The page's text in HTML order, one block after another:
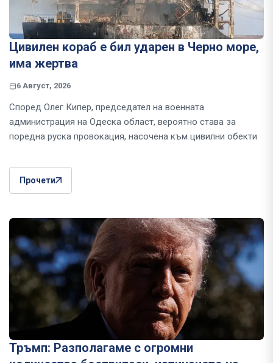
Цивилен кораб е бил ударен в Черно море,
има жертва
6 Август, 2026
Според Олег Кипер, председател на военната
администрация на Одеска област, вероятно става за
поредна руска провокация, насочена към цивилни обекти
Прочети
Тръмп: Разполагаме с огромни